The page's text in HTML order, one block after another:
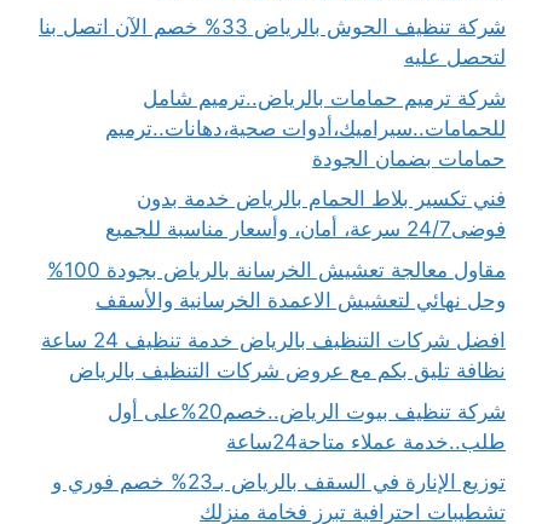
شركة تنظيف الحوش بالرياض 33% خصم الآن اتصل بنا
لتحصل عليه
شركة ترميم حمامات بالرياض..ترميم شامل
للحمامات..سيراميك،أدوات صحية،دهانات..ترميم
حمامات بضمان الجودة
فني تكسير بلاط الحمام بالرياض خدمة بدون
فوضى24/7 سرعة، أمان، وأسعار مناسبة للجميع
مقاول معالجة تعشيش الخرسانة بالرياض بجودة 100%
وحل نهائي لتعشيش الاعمدة الخرسانية والأسقف
افضل شركات التنظيف بالرياض خدمة تنظيف 24 ساعة
نظافة تليق بكم مع عروض شركات التنظيف بالرياض
شركة تنظيف بيوت الرياض..خصم20%على أول
طلب..خدمة عملاء متاحة24ساعة
توزيع الإنارة في السقف بالرياض بـ23% خصم فوري و
تشطيبات احترافية تبرز فخامة منزلك